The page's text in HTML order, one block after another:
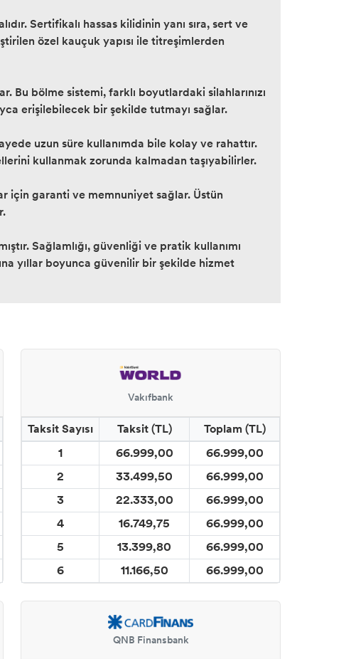
Sertifikalı hassas kilidinin yanı sıra, sert ve
özel kauçuk yapısı ile titreşimlerden
Bu bölme sistemi, farklı boyutlardaki silahlarınızı
erişilebilecek bir şekilde tutmayı sağlar.
uzun süre kullanımda bile kolay ve rahattır.
kullanmak zorunda kalmadan taşıyabilirler.
için garanti ve memnuniyet sağlar. Üstün
Sağlamlığı, güvenliği ve pratik kullanımı
yıllar boyunca güvenilir bir şekilde hizmet
Vakıfbank
Taksit Sayısı Taksit (TL)
Toplam (TL)
1
66.999,00
66.999,00
2
33.499,50
66.999,00
3
22.333,00
66.999,00
4
16.749,75
66.999,00
5
13.399,80
66.999,00
6
11.166,50 66.999,00
QNB Finansbank